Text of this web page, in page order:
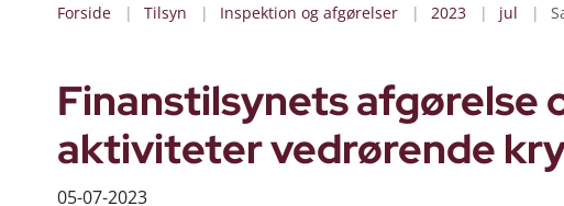
Forside Tilsyn Inspektion og afgørelser 2023 jul
Finanstilsynets afgørelse
aktiviteter vedrørende
05-07-2023